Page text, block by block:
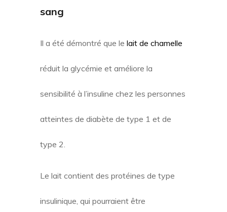
sang
Il a été démontré que le lait de chamelle
réduit la glycémie et améliore la
sensibilité à l’insuline chez les personnes
atteintes de diabète de type 1 et de
type 2.
Le lait contient des protéines de type
insulinique, qui pourraient être